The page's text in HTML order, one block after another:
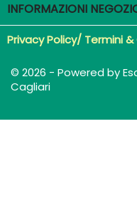
INFORMAZIONI
Privacy Policy/ Termini
© 2026 - Powered by
Cagliari